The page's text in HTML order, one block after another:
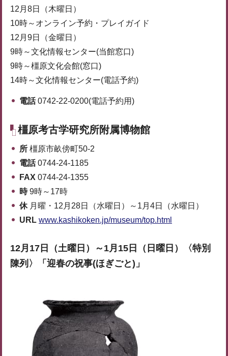
12月8日（木曜日）
10時～オンライン予約・プレイガイド
12月9日（金曜日）
9時～文化情報センター(当館窓口)
9時～橿原文化会館(窓口)
14時～文化情報センター(電話予約)
電話0742-22-0200(電話予約用)
橿原考古学研究所附属博物館
所 橿原市畝傍町50-2
電話0744-24-1185
FAX 0744-24-1355
時9時～17時
休 月曜・12月28日（水曜日）～1月4日（水曜日）
URL www.kashikoken.jp/museum/top.html
12月17日（土曜日）～1月15日（日曜日）
〈特別
陳列〉「迎春の祝事(ほぎごと)」